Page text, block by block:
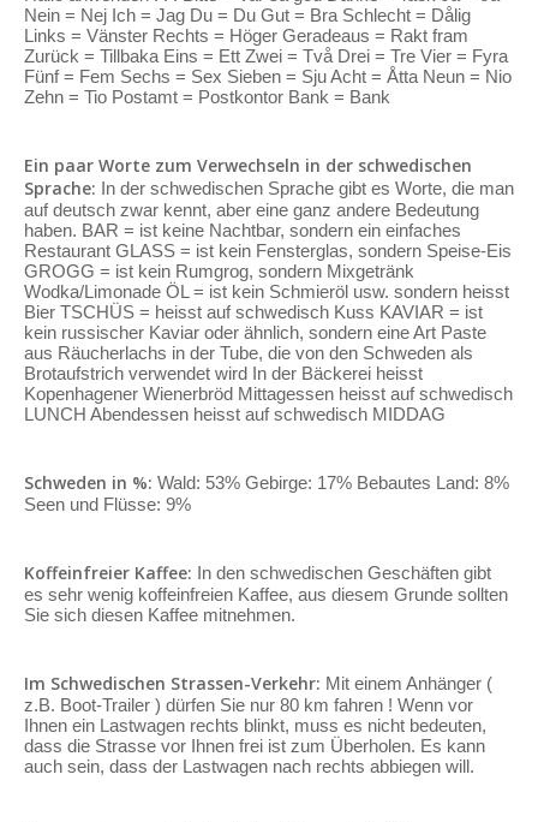
Nein = Nej Ich = Jag Du = Du Gut = Bra Schlecht = Dålig
Links = Vänster Rechts = Höger Geradeaus = Rakt fram
Zurück = Tillbaka Eins = Ett Zwei = Två Drei = Tre Vier = Fyra
Fünf = Fem Sechs = Sex Sieben = Sju Acht = Åtta Neun = Nio
Zehn = Tio Postamt = Postkontor Bank = Bank
Ein paar Worte zum Verwechseln in der schwedischen
Sprache: In der schwedischen Sprache gibt es Worte, die man
auf deutsch zwar kennt, aber eine ganz andere Bedeutung
haben. BAR = ist keine Nachtbar, sondern ein einfaches
Restaurant GLASS = ist kein Fensterglas, sondern Speise-Eis
GROGG = ist kein Rumgrog, sondern Mixgetränk
Wodka/Limonade ÖL = ist kein Schmieröl usw. sondern heisst
Bier TSCHÜS = heisst auf schwedisch Kuss KAVIAR = ist
kein russischer Kaviar oder ähnlich, sondern eine Art Paste
aus Räucherlachs in der Tube, die von den Schweden als
Brotaufstrich verwendet wird In der Bäckerei heisst
Kopenhagener Wienerbröd Mittagessen heisst auf schwedisch
LUNCH Abendessen heisst auf schwedisch MIDDAG
Schweden in %: Wald: 53% Gebirge: 17% Bebautes Land: 8%
Seen und Flüsse: 9%
Koffeinfreier Kaffee: In den schwedischen Geschäften gibt
es sehr wenig koffeinfreien Kaffee, aus diesem Grunde sollten
Sie sich diesen Kaffee mitnehmen.
Im Schwedischen Strassen-Verkehr: Mit einem Anhänger (
z.B. Boot-Trailer ) dürfen Sie nur 80 km fahren ! Wenn vor
Ihnen ein Lastwagen rechts blinkt, muss es nicht bedeuten,
dass die Strasse vor Ihnen frei ist zum Überholen. Es kann
auch sein, dass der Lastwagen nach rechts abbiegen will.